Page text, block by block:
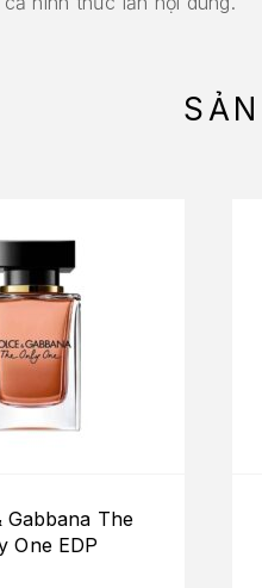
Gabbana The
One EDP